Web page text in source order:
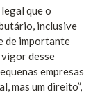
que o
inclusive
de importante
desse
empresas
mas um direito”,